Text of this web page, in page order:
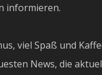
informieren.
viel Spaß und
News, die